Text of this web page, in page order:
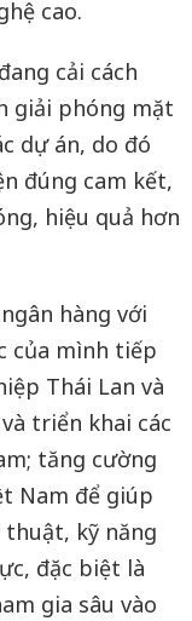
cao.
cải cách
giải phóng mặt
dự án, do đó
đúng cam kết,
hiệu quả hơn
hàng với
của mình tiếp
Thái Lan và
triển khai các
tăng cường
Nam để giúp
thuật, kỹ năng
đặc biệt là
gia sâu vào